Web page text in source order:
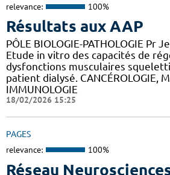
relevance: 100%
Résultats aux AAP
PÔLE BIOLOGIE-PATHOLOGIE Pr
Etude in vitro des capacités de
dysfonctions musculaires
patient dialysé. CANCÉROLOGIE,
IMMUNOLOGIE
18/02/2026 15:25
PAGES
relevance: 100%
Réseau